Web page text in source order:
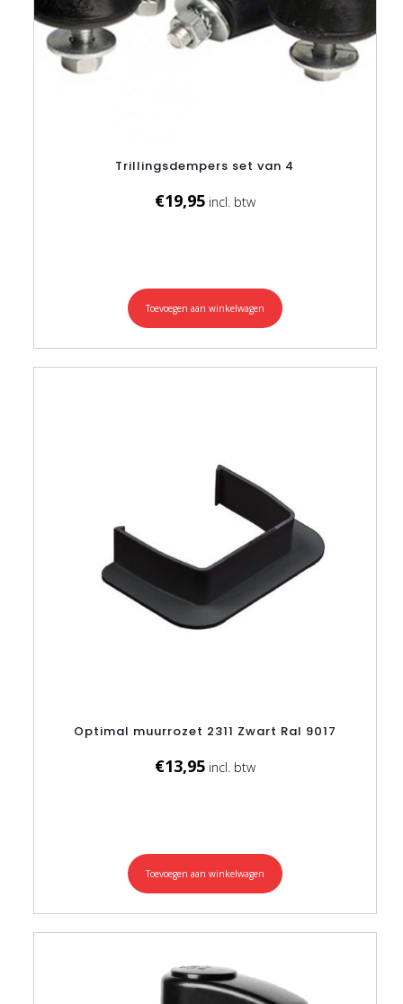
Trillingsdempers set van 4
€19,95
Toevoegen aan winkelwagen
Optimal muurrozet 2311 Zwart Ral 9017
€13,95
Toevoegen aan winkelwagen